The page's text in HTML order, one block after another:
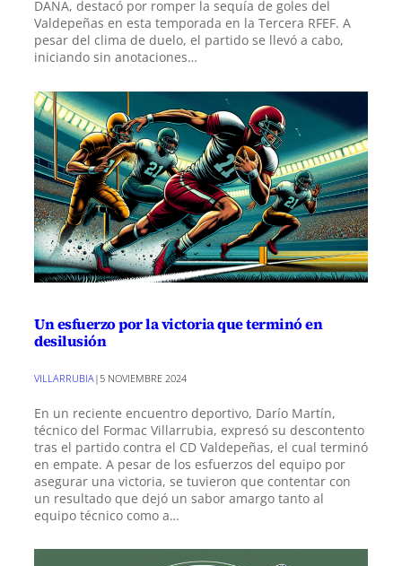
DANA, destacó por romper la sequía de goles del
Valdepeñas en esta temporada en la Tercera RFEF. A
pesar del clima de duelo, el partido se llevó a cabo,
iniciando sin anotaciones…
Un esfuerzo por la victoria que terminó en
desilusión
VILLARRUBIA|5 NOVIEMBRE 2024
En un reciente encuentro deportivo, Darío Martín,
técnico del Formac Villarrubia, expresó su descontento
tras el partido contra el CD Valdepeñas, el cual terminó
en empate. A pesar de los esfuerzos del equipo por
asegurar una victoria, se tuvieron que contentar con
un resultado que dejó un sabor amargo tanto al
equipo técnico como a…